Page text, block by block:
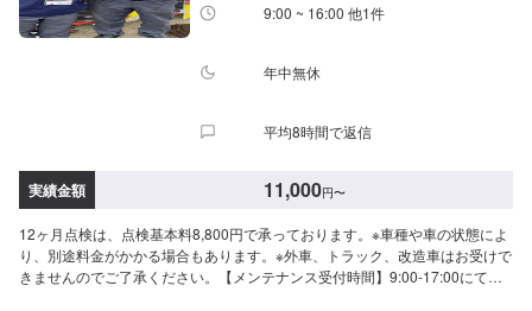
9:00 ~ 16:00 他1件
年中無休
平均8時間で返信
実績金額 11,000円〜
12ヶ月点検は、点検基本料8,800円で承っております。※車種や車の状態によ
り、別途料金がかかる場合もあります。※外車、トラック、改造車はお受けで
きませんのでご了承ください。【メンテナンス受付時間】9:00-17:00にて作